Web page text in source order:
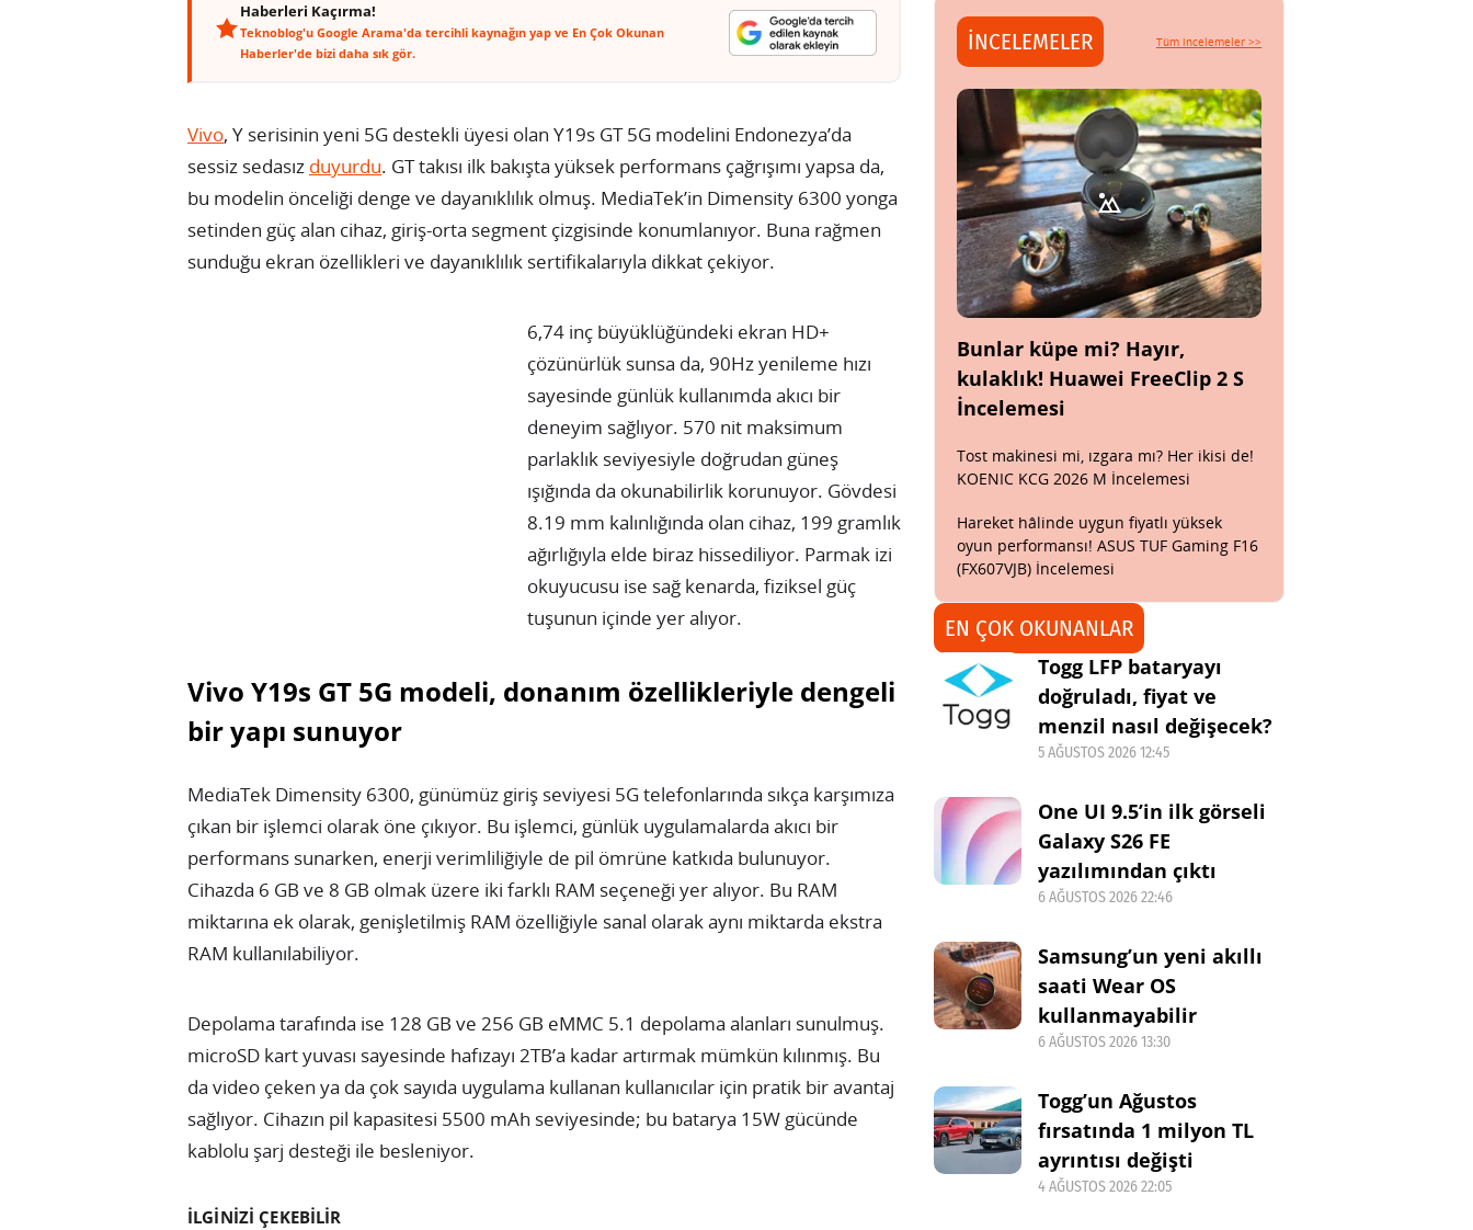
Haberleri Kaçırma!
Teknoblog'u Google Arama'da tercihli kaynağın yap ve En Çok Okunan
Haberler'de bizi daha sık gör.
Vivo, Y serisinin yeni 5G destekli üyesi olan Y19s GT 5G modelini Endonezya’da
sessiz sedasız duyurdu. GT takısı ilk bakışta yüksek performans çağrışımı yapsa da,
bu modelin önceliği denge ve dayanıklılık olmuş. MediaTek’in Dimensity 6300 yonga
setinden güç alan cihaz, giriş-orta segment çizgisinde konumlanıyor. Buna rağmen
sunduğu ekran özellikleri ve dayanıklılık sertifikalarıyla dikkat çekiyor.
6,74 inç büyüklüğündeki ekran HD+
çözünürlük sunsa da, 90Hz yenileme hızı
sayesinde günlük kullanımda akıcı bir
deneyim sağlıyor. 570 nit maksimum
parlaklık seviyesiyle doğrudan güneş
ışığında da okunabilirlik korunuyor. Gövdesi
8.19 mm kalınlığında olan cihaz, 199 gramlık
ağırlığıyla elde biraz hissediliyor. Parmak izi
okuyucusu ise sağ kenarda, fiziksel güç
tuşunun içinde yer alıyor.
Vivo Y19s GT 5G modeli, donanım özellikleriyle dengeli
bir yapı sunuyor
MediaTek Dimensity 6300, günümüz giriş seviyesi 5G telefonlarında sıkça karşımıza
çıkan bir işlemci olarak öne çıkıyor. Bu işlemci, günlük uygulamalarda akıcı bir
performans sunarken, enerji verimliliğiyle de pil ömrüne katkıda bulunuyor.
Cihazda 6 GB ve 8 GB olmak üzere iki farklı RAM seçeneği yer alıyor. Bu RAM
miktarına ek olarak, genişletilmiş RAM özelliğiyle sanal olarak aynı miktarda ekstra
RAM kullanılabiliyor.
Depolama tarafında ise 128 GB ve 256 GB eMMC 5.1 depolama alanları sunulmuş.
microSD kart yuvası sayesinde hafızayı 2TB’a kadar artırmak mümkün kılınmış. Bu
da video çeken ya da çok sayıda uygulama kullanan kullanıcılar için pratik bir avantaj
sağlıyor. Cihazın pil kapasitesi 5500 mAh seviyesinde; bu batarya 15W gücünde
kablolu şarj desteği ile besleniyor.
İLGİNİZİ ÇEKEBİLİR
İNCELEMELER Tüm incelemeler >>
Bunlar küpe mi? Hayır,
kulaklık! Huawei FreeClip 2 S
İncelemesi
Tost makinesi mi, ızgara mı? Her ikisi de!
KOENIC KCG 2026 M İncelemesi
Hareket hâlinde uygun fiyatlı yüksek
oyun performansı! ASUS TUF Gaming F16
(FX607VJB) İncelemesi
EN ÇOK OKUNANLAR
Togg LFP bataryayı
doğruladı, fiyat ve
menzil nasıl değişecek?
5 AĞUSTOS 2026 12:45
One UI 9.5’in ilk görseli
Galaxy S26 FE
yazılımından çıktı
6 AĞUSTOS 2026 22:46
Samsung’un yeni akıllı
saati Wear OS
kullanmayabilir
6 AĞUSTOS 2026 13:30
Togg’un Ağustos
fırsatında 1 milyon TL
ayrıntısı değişti
4 AĞUSTOS 2026 22:05